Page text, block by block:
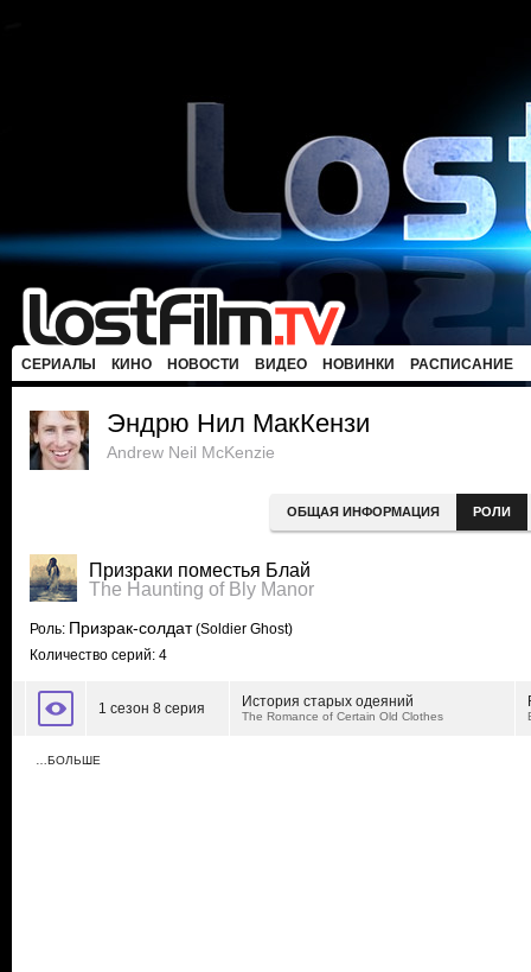
СЕРИАЛЫ КИНО НОВОСТИ ВИДЕО НОВИНКИ РАСПИСАНИЕ
Эндрю Нил МакКензи
Andrew Neil McKenzie
ОБЩАЯ ИНФОРМАЦИЯ РОЛИ
Призраки поместья Блай
The Haunting of Bly Manor
Роль: Призрак-солдат(Soldier Ghost)
Количество серий: 4
1 сезон 8 серия История старых одеяний
The Romance of Certain Old Clothes
…БОЛЬШЕ